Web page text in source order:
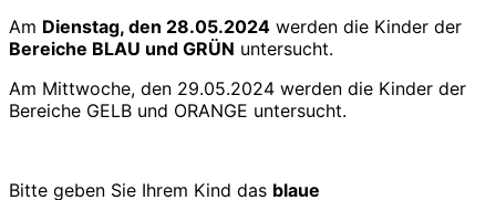
Am Dienstag, den 28.05.2024 werden die Kinder der
Bereiche BLAU und GRÜN untersucht.
Am Mittwoche, den 29.05.2024 werden die Kinder der
Bereiche GELB und ORANGE untersucht.
Bitte geben Sie Ihrem Kind das blaue